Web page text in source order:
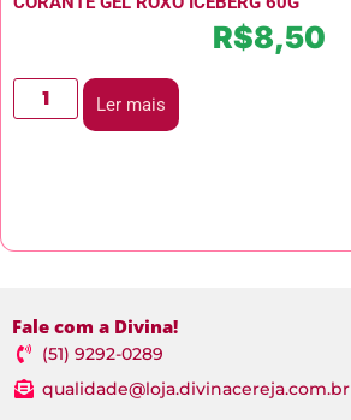
R$8,50
Ler mais
Fale com a Divina!
(51) 9292-0289
qualidade@loja.divinacereja.com.br